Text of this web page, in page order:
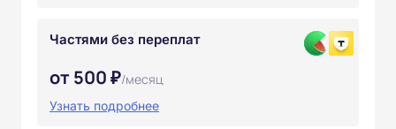
Частями без переплат
от 500 ₽/месяц
Узнать подробнее